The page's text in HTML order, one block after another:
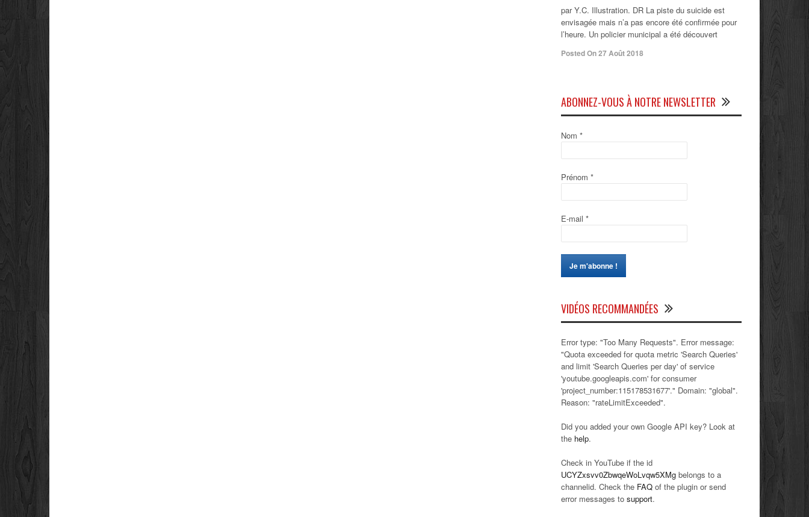
par Y.C. Illustration. DR La piste du suicide est
envisagée mais n’a pas encore été confirmée pour
l’heure. Un policier municipal a été découvert
Posted On 27 Août 2018
ABONNEZ-VOUS À NOTRE NEWSLETTER
Nom *
Prénom *
E-mail *
VIDÉOS RECOMMANDÉES
Error type: "Too Many Requests". Error message:
"Quota exceeded for quota metric 'Search Queries'
and limit 'Search Queries per day' of service
'youtube.googleapis.com' for consumer
'project_number:115178531677'." Domain: "global".
Reason: "rateLimitExceeded".
Did you added your own Google API key? Look at
the help.
Check in YouTube if the id
UCYZxsvv0ZbwqeWoLvqw5XMg belongs to a
channelid. Check the FAQ of the plugin or send
error messages to support.